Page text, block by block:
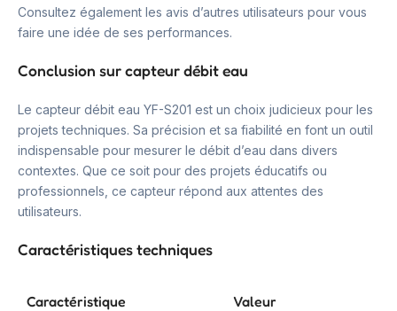
Consultez également les avis d’autres utilisateurs pour vous
faire une idée de ses performances.
Conclusion sur capteur débit eau
Le capteur débit eau YF-S201 est un choix judicieux pour les
projets techniques. Sa précision et sa fiabilité en font un outil
indispensable pour mesurer le débit d’eau dans divers
contextes. Que ce soit pour des projets éducatifs ou
professionnels, ce capteur répond aux attentes des
utilisateurs.
Caractéristiques techniques
Caractéristique Valeur